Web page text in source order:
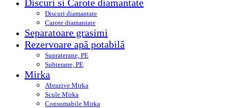
Discuri si Carote diamantate
Discuri diamantate
Carote diamantate
Separatoare grasimi
Rezervoare apă potabilă
Supraterane, PE
Subterane, PE
Mirka
Abrazive Mirka
Scule Mirka
Consumabile Mirka